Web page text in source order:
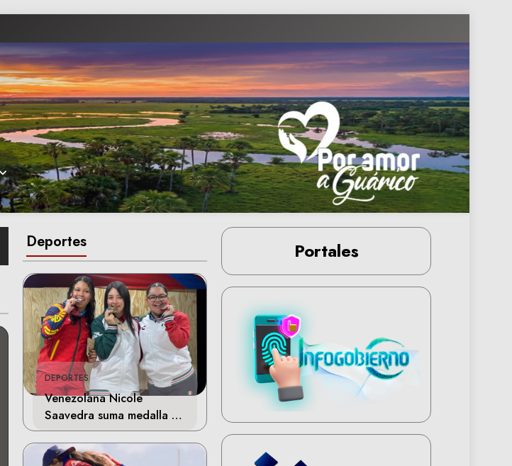
Deportes
DEPORTES
Venezolana Nicole
Saavedra suma medalla de
plata en la final de Tiro
Deportivo
Portales